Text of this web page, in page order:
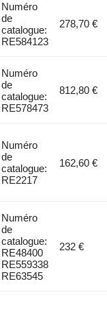
Numéro
de
catalogue:
RE584123
278,70 €
Numéro
de
catalogue:
RE578473
812,80 €
Numéro
de
catalogue:
RE2217
162,60 €
Numéro
de
catalogue:
RE48400
RE559338
RE63545
232 €